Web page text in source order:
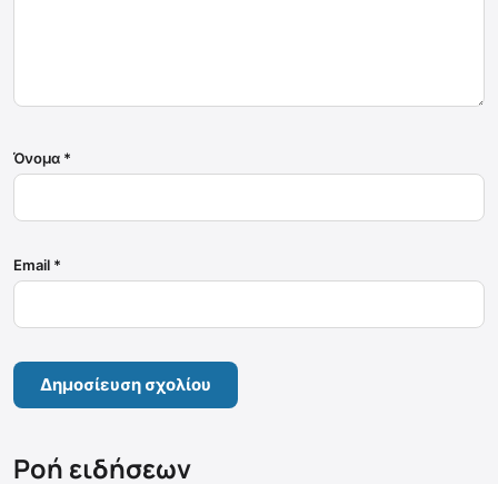
Όνομα *
Email *
Ροή ειδήσεων